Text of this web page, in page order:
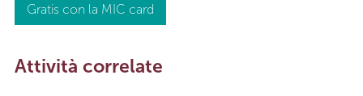
Gratis con la MIC card
Attività correlate